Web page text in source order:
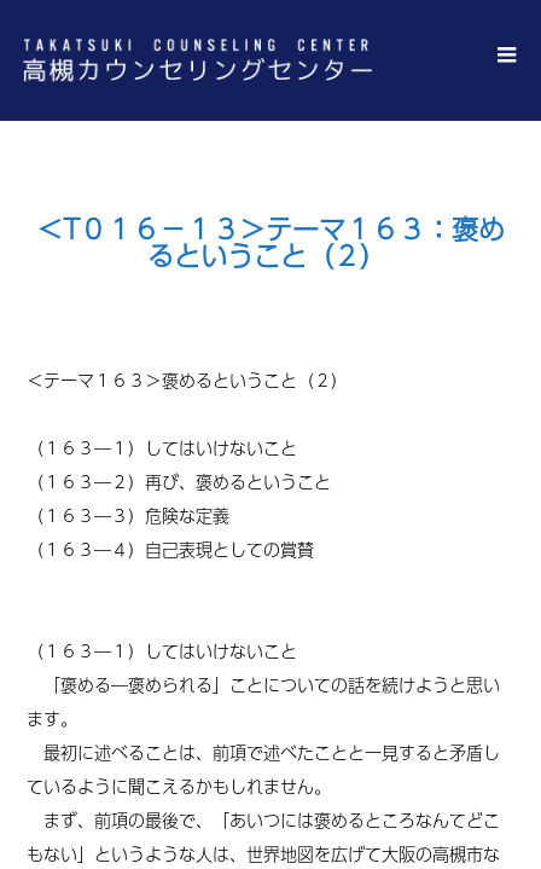
＜T０１６－１３＞テーマ１６３：褒め
るということ（２）
＜テーマ１６３＞褒めるということ（２）
（１６３―１）してはいけないこと
（１６３―２）再び、褒めるということ
（１６３―３）危険な定義
（１６３―４）自己表現としての賞賛
（１６３―１）してはいけないこと
「褒める―褒められる」ことについての話を続けようと思い
ます。
最初に述べることは、前項で述べたことと一見すると矛盾し
ているように聞こえるかもしれません。
まず、前項の最後で、「あいつには褒めるところなんてどこ
もない」というような人は、世界地図を広げて大阪の高槻市な